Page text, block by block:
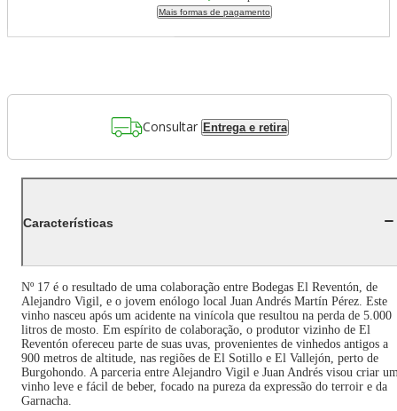
Mais formas de pagamento
Consultar Entrega e retira
Características
Nº 17 é o resultado de uma colaboração entre Bodegas El Reventón, de
Alejandro Vigil, e o jovem enólogo local Juan Andrés Martín Pérez. Este
vinho nasceu após um acidente na vinícola que resultou na perda de 5.000
litros de mosto. Em espírito de colaboração, o produtor vizinho de El
Reventón ofereceu parte de suas uvas, provenientes de vinhedos antigos a
900 metros de altitude, nas regiões de El Sotillo e El Vallejón, perto de
Burgohondo. A parceria entre Alejandro Vigil e Juan Andrés visou criar
vinho leve e fácil de beber, focado na pureza da expressão do terroir e da
Garnacha.